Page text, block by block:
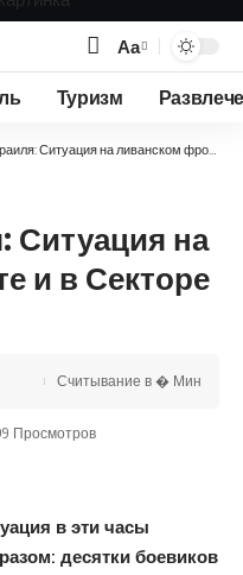
Изменение
размера
Аа
Туризм
на ливанском фронте и в Секторе Газа сейчас
Ситуация на
и в Секторе
Просмотров
Считывание в � Мин
в эти часы
десятки боевиков